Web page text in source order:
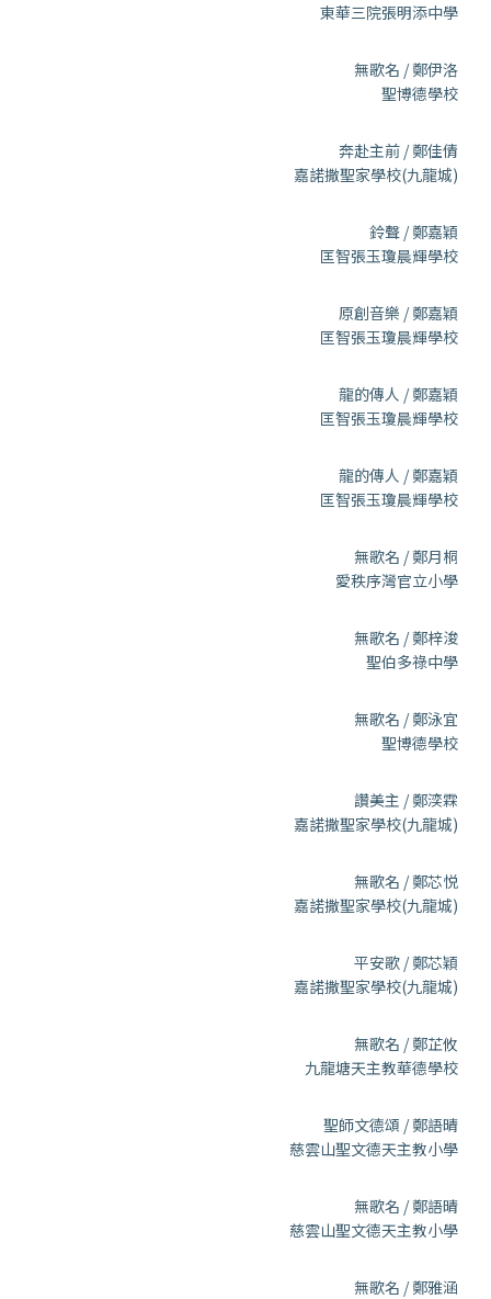
東華三院張明添中學
無歌名 / 鄭伊洛
聖博德學校
奔赴主前 / 鄭佳倩
嘉諾撒聖家學校(九龍城)
鈴聲 / 鄭嘉穎
匡智張玉瓊晨輝學校
原創音樂 / 鄭嘉穎
匡智張玉瓊晨輝學校
龍的傳人 / 鄭嘉穎
匡智張玉瓊晨輝學校
龍的傳人 / 鄭嘉穎
匡智張玉瓊晨輝學校
無歌名 / 鄭月桐
愛秩序灣官立小學
無歌名 / 鄭梓浚
聖伯多祿中學
無歌名 / 鄭泳宜
聖博德學校
讚美主 / 鄭湙霖
嘉諾撒聖家學校(九龍城)
無歌名 / 鄭芯悦
嘉諾撒聖家學校(九龍城)
平安歌 / 鄭芯穎
嘉諾撒聖家學校(九龍城)
無歌名 / 鄭芷攸
九龍塘天主教華德學校
聖師文德頌 / 鄭語晴
慈雲山聖文德天主教小學
無歌名 / 鄭語晴
慈雲山聖文德天主教小學
無歌名 / 鄭雅涵